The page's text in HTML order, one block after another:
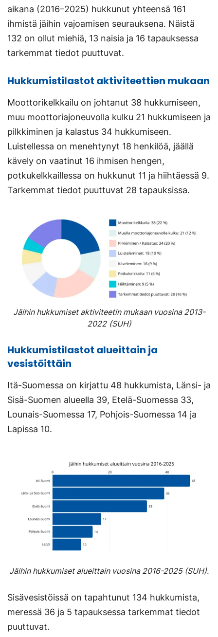
aikana (2016–2025) hukkunut yhteensä 161
ihmistä jäihin vajoamisen seurauksena. Näistä
132 on ollut miehiä, 13 naisia ja 16 tapauksessa
tarkemmat tiedot puuttuvat.
Hukkumistilastot aktiviteettien mukaan
Moottorikelkkailu on johtanut 38 hukkumiseen,
muu moottoriajoneuvolla kulku 21 hukkumiseen ja
pilkkiminen ja kalastus 34 hukkumiseen.
Luistellessa on menehtynyt 18 henkilöä, jäällä
kävely on vaatinut 16 ihmisen hengen,
potkukelkkaillessa on hukkunut 11 ja hiihtäessä 9.
Tarkemmat tiedot puuttuvat 28 tapauksissa.
Jäihin hukkumiset aktiviteetin mukaan vuosina 2013-
2022 (SUH)
Hukkumistilastot alueittain ja
vesistöittäin
Itä-Suomessa on kirjattu 48 hukkumista, Länsi- ja
Sisä-Suomen alueella 39, Etelä-Suomessa 33,
Lounais-Suomessa 17, Pohjois-Suomessa 14 ja
Lapissa 10.
Jäihin hukkumiset alueittain vuosina 2016-2025 (SUH).
Sisävesistöissä on tapahtunut 134 hukkumista,
meressä 36 ja 5 tapauksessa tarkemmat tiedot
puuttuvat.